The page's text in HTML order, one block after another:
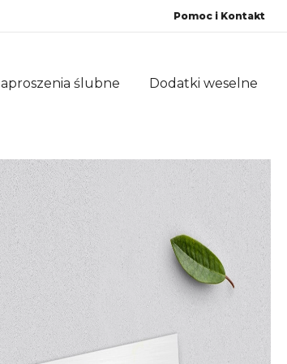
Pomoc i Kontakt
ślubne Dodatki weselne